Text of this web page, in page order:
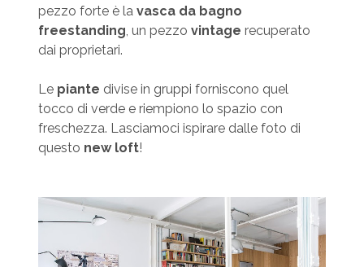
pezzo forte è la vasca da bagno
freestanding , un pezzo vintage recuperato
dai proprietari.
Le piante divise in gruppi forniscono quel
tocco di verde e riempiono lo spazio con
freschezza. Lasciamoci ispirare dalle foto di
questo new loft!